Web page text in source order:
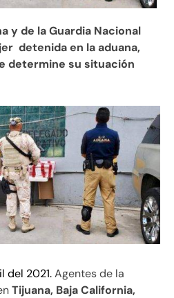
y de la Guardia Nacional
detenida en la aduana,
determine su situación
del 2021.Agentes de la
Tijuana, Baja California,